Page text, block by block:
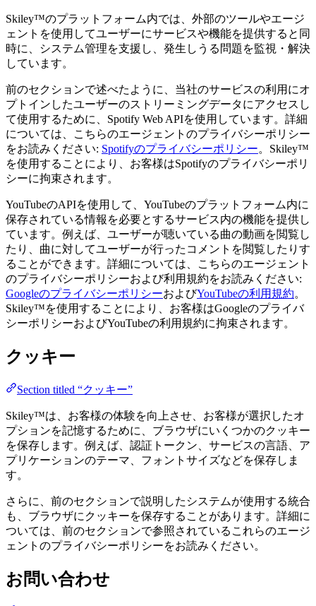
Skiley™のプラットフォーム内では、外部のツールやエージ
ェントを使用してユーザーにサービスや機能を提供すると同
時に、システム管理を支援し、発生しうる問題を監視・解決
しています。
前のセクションで述べたように、当社のサービスの利用にオ
プトインしたユーザーのストリーミングデータにアクセスし
て使用するために、Spotify Web APIを使用しています。詳細
については、こちらのエージェントのプライバシーポリシー
をお読みください: Spotifyのプライバシーポリシー。Skiley™
を使用することにより、お客様はSpotifyのプライバシーポリ
シーに拘束されます。
YouTubeのAPIを使用して、YouTubeのプラットフォーム内に
保存されている情報を必要とするサービス内の機能を提供し
ています。例えば、ユーザーが聴いている曲の動画を閲覧し
たり、曲に対してユーザーが行ったコメントを閲覧したりす
ることができます。詳細については、こちらのエージェント
のプライバシーポリシーおよび利用規約をお読みください:
GoogleのプライバシーポリシーおよびYouTubeの利用規約。
Skiley™を使用することにより、お客様はGoogleのプライバ
シーポリシーおよびYouTubeの利用規約に拘束されます。
クッキー
Section titled “クッキー”
Skiley™は、お客様の体験を向上させ、お客様が選択したオ
プションを記憶するために、ブラウザにいくつかのクッキー
を保存します。例えば、認証トークン、サービスの言語、ア
プリケーションのテーマ、フォントサイズなどを保存しま
す。
さらに、前のセクションで説明したシステムが使用する統合
も、ブラウザにクッキーを保存することがあります。詳細に
ついては、前のセクションで参照されているこれらのエージ
ェントのプライバシーポリシーをお読みください。
お問い合わせ